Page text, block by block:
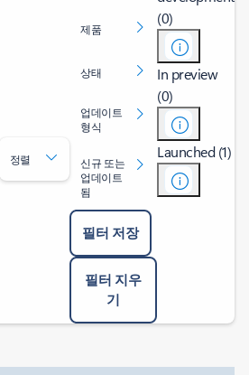
정렬
제품
상태
업데이트
형식
신규 또는
업데이트
됨
필터 저장
필터 지우
기
(0)
In preview
(0)
Launched (1)